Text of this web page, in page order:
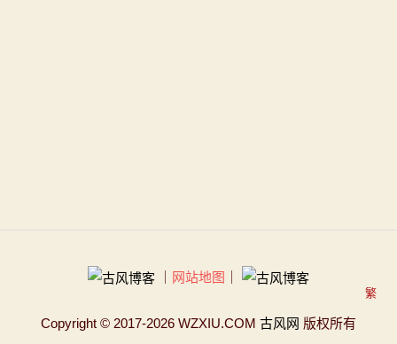
网站地图
Copyright © 2017-2026 WZXIU.COM 古风网 版权所有
繁